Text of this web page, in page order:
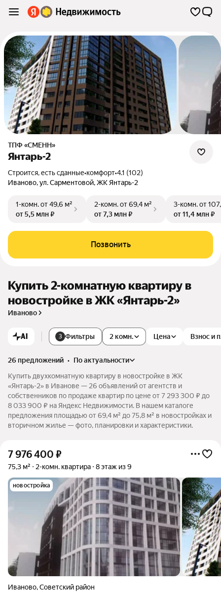
ТПФ «СМЕНН»
Янтарь-2
Строится, есть сданные•комфорт•4.1 (102)
Иваново,ул. Сарментовой,ЖК Янтарь-2
1-комн.от 49,6 м²
от 5,5 млн ₽
2-комн.от 69,4 м²
от 7,3 млн ₽
3-комн.от
от 11,4 млн ₽
Позвонить
Купить 2-комнатную квартиру в
новостройке в ЖК «Янтарь-2»
Иваново
AI 3 Фильтры Цена Взнос и
2 комн.
26 предложений •
по актуальности
Купить двухкомнатную квартиру в новостройке в ЖК
«Янтарь-2» в Иванове — 26 объявлений от агентств и
собственников по продаже квартир по цене от 7 293 300 ₽ до
8 033 900 ₽ на Яндекс Недвижимости. В нашем каталоге
предложения площадью от 69,4 м² до 75,8 м² в новостройках и
вторичном жилье — фото, планировки и характеристики.
7 976 400 ₽
75,3 м² 2-комн. квартира 8 этаж из 9
новостройка
Иваново,Советский район